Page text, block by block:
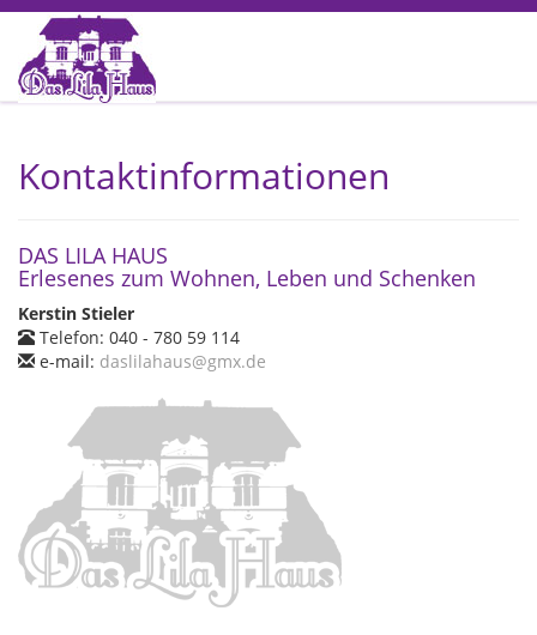
Kontaktinformationen
DAS LILA HAUS
Erlesenes zum Wohnen, Leben und Schenken
Kerstin Stieler
Telefon: 040 - 780 59 114
e-mail: daslilahaus@gmx.de